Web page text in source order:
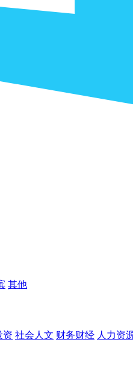
其他
资 社会人文 财务财经 人力资